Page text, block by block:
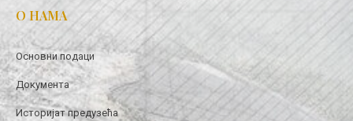
О НАМА
Основни подаци
Документа
Историјат предузећа